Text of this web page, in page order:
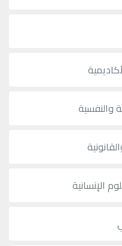
والنفسية
الإنسانية